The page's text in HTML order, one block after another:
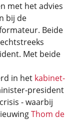
met het advies
bij de
Beide
Met beide
in het kabinet-
president
- waarbij
Thom de